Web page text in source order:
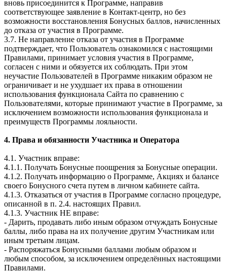
вновь присоединится к Программе, направив
соответствующее заявление в Контакт-центр, но без
возможности восстановления Бонусных баллов, начисленных
до отказа от участия в Программе.
3.7. Не направление отказа от участия в Программе
подтверждает, что Пользователь ознакомился с настоящими
Правилами, принимает условия участия в Программе,
согласен с ними и обязуется их соблюдать. При этом
неучастие Пользователей в Программе никаким образом не
ограничивает и не ухудшает их права в отношении
использования функционала Сайта по сравнению с
Пользователями, которые принимают участие в Программе, за
исключением возможности использования функционала и
преимуществ Программы лояльности.
4. Права и обязанности Участника и Оператора
4.1. Участник вправе:
4.1.1. Получать Бонусные поощрения за Бонусные операции.
4.1.2. Получать информацию о Программе, Акциях и балансе
своего Бонусного счета путем в личном кабинете сайта.
4.1.3. Отказаться от участия в Программе согласно процедуре,
описанной в п. 2.4. настоящих Правил.
4.1.3. Участник НЕ вправе:
- Дарить, продавать либо иным образом отчуждать Бонусные
баллы, либо права на их получение другим Участникам или
иным третьим лицам.
- Распоряжаться Бонусными баллами любым образом и
любым способом, за исключением определённых настоящими
Правилами.